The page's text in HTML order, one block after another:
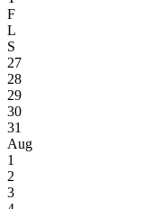
F
L
S
27
28
29
30
31
Aug
1
2
3